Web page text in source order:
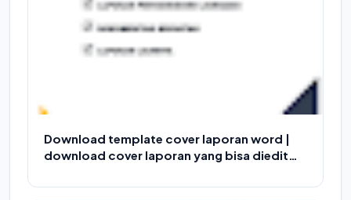
Download template cover laporan word |
download cover laporan yang bisa diedit